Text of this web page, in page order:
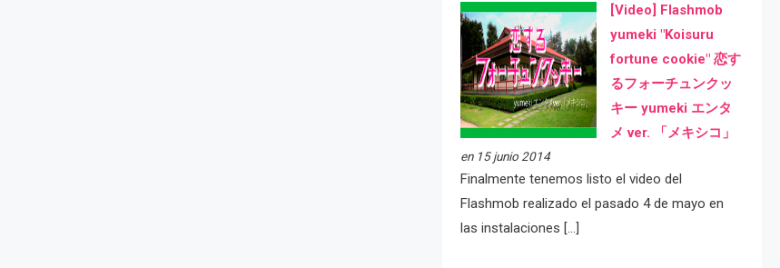
[Video] Flashmob
yumeki "Koisuru
fortune cookie" 恋す
るフォーチュンクッ
キー yumeki エンタ
メ ver. 「メキシコ」
en 15 junio 2014
Finalmente tenemos listo el video del
Flashmob realizado el pasado 4 de mayo en
las instalaciones […]